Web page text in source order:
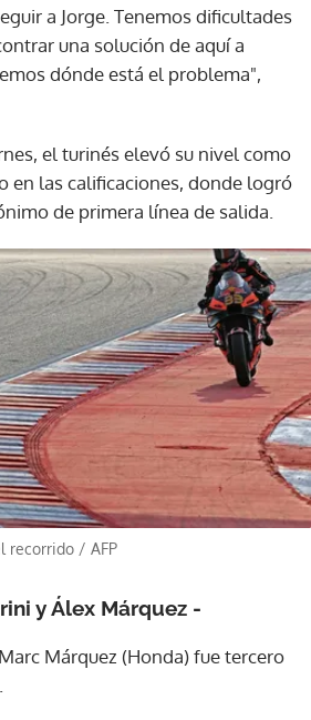
a Jorge. Tenemos dificultades
una solución de aquí a
dónde está el problema",
el turinés elevó su nivel como
en las calificaciones, donde logró
de primera línea de salida.
recorrido / AFP
y Álex Márquez -
Márquez (Honda) fue tercero